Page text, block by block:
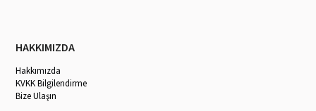
HAKKIMIZDA
Hakkımızda
KVKK Bilgilendirme
Bize Ulaşın